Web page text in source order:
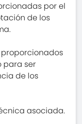
por el
de los
proporcionados
para ser
de los
asociada.